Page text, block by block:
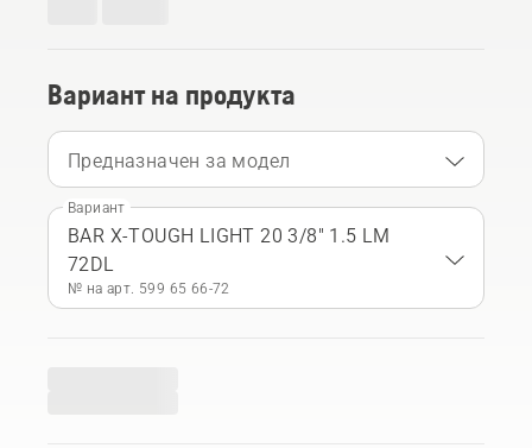
Вариант на продукта
Предназначен за модел
Вариант
BAR X-TOUGH LIGHT 20 3/8" 1.5 LM
72DL
№ на арт. 599 65 66‑72